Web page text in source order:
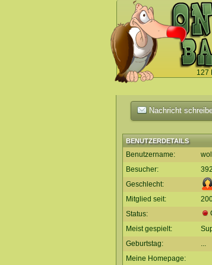
127
`
Nachricht
BENUTZERDETAILS
Benutzername:
Besucher:
Geschlecht:
Mitglied seit:
Status:
Meist gespielt:
Geburtstag:
...
Meine Homepage: